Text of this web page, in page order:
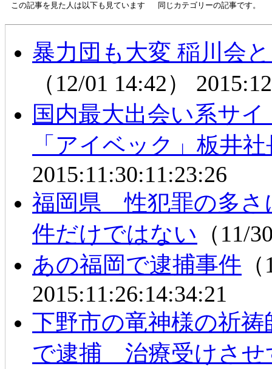
この記事を見た人は以下も見ています 同じカテゴリーの記事です。
暴力団も大変 稲川会
（12/01 14:42）
国内最大出会い系サ
「アイベック」板井
2015:11:30:11:23:26
福岡県 性犯罪の多さ
件だけではない （11/
あの福岡で逮捕事件
2015:11:26:14:34:21
下野市の竜神様の祈
で逮捕 治療受けさせ